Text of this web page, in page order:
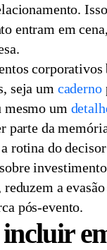
entram em
seja um caderno
mesmo um
parte da
rotina do
reduzem a
pós-evento.